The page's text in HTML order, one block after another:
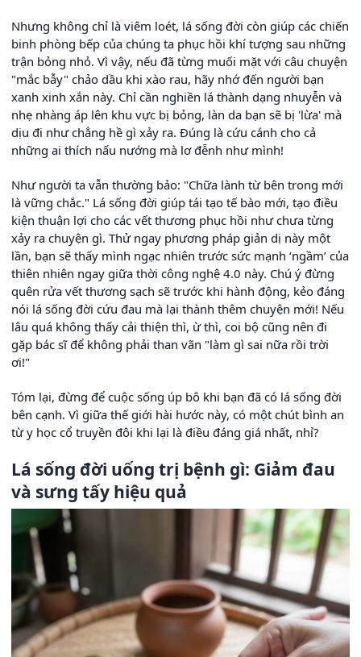
Nhưng không chỉ là viêm loét, lá sống đời còn giúp các chiến
binh phòng bếp của chúng ta phục hồi khí tượng sau những
trận bỏng nhỏ. Vì vậy, nếu đã từng muối mặt với câu chuyện
"mắc bẫy" chảo dầu khi xào rau, hãy nhớ đến người bạn
xanh xinh xắn này. Chỉ cần nghiền lá thành dạng nhuyễn và
nhẹ nhàng áp lên khu vực bị bỏng, làn da bạn sẽ bị 'lừa' mà
dịu đi như chẳng hề gì xảy ra. Đúng là cứu cánh cho cả
những ai thích nấu nướng mà lơ đễnh như mình!
Như người ta vẫn thường bảo: "Chữa lành từ bên trong mới
là vững chắc." Lá sống đời giúp tái tạo tế bào mới, tạo điều
kiện thuận lợi cho các vết thương phục hồi như chưa từng
xảy ra chuyện gì. Thử ngay phương pháp giản dị này một
lần, bạn sẽ thấy mình ngạc nhiên trước sức mạnh ‘ngầm’ của
thiên nhiên ngay giữa thời công nghệ 4.0 này. Chú ý đừng
quên rửa vết thương sạch sẽ trước khi hành động, kẻo đáng
nói lá sống đời cứu đau mà lại thành thêm chuyện mới! Nếu
lâu quá không thấy cải thiện thì, ừ thì, coi bộ cũng nên đi
gặp bác sĩ để không phải than vãn "làm gì sai nữa rồi trời
ơi!"
Tóm lại, đừng để cuộc sống úp bô khi bạn đã có lá sống đời
bên cạnh. Vì giữa thế giới hài hước này, có một chút bình an
từ y học cổ truyền đôi khi lại là điều đáng giá nhất, nhỉ?
Lá sống đời uống trị bệnh gì: Giảm đau
và sưng tấy hiệu quả